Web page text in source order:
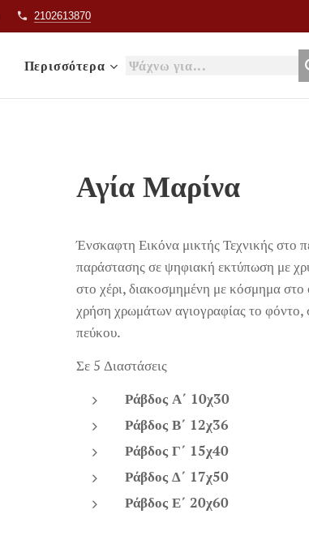
2102613870
Περισσότερα
Αγία Μαρίνα
Ένσκαφτη Εικόνα μικτής Τεχνικής στο
παράστασης σε ψηφιακή εκτύπωση με
στο χέρι, διακοσμημένη με κόσμημα
χρήση χρωμάτων αγιογραφίας το φόντο,
πεύκου.
Σε 5 Διαστάσεις
Ράβδος Α΄ 10χ30
Ράβδος Β΄ 12χ36
Ράβδος Γ΄ 15χ40
Ράβδος Δ΄ 17χ50
Ράβδος Ε΄ 20χ60